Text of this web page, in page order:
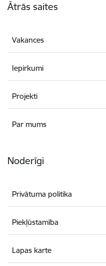
Ātrās saites
Vakances
Iepirkumi
Projekti
Par mums
Noderīgi
Privātuma politika
Piekļūstamība
Lapas karte